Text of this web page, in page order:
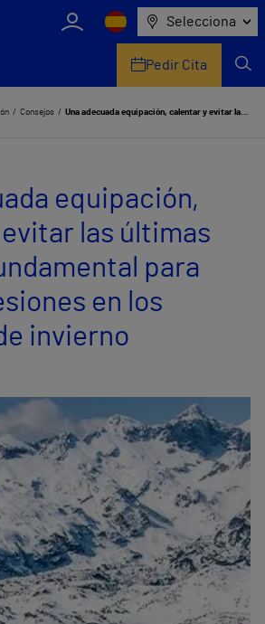
Selecciona
Pedir Cita
Consejos Una adecuada equipación, calentar y evitar las últimas bajadas, fundamental para prevenir lesiones en los deportes de invierno
equipación,
las últimas
para
en los
invierno